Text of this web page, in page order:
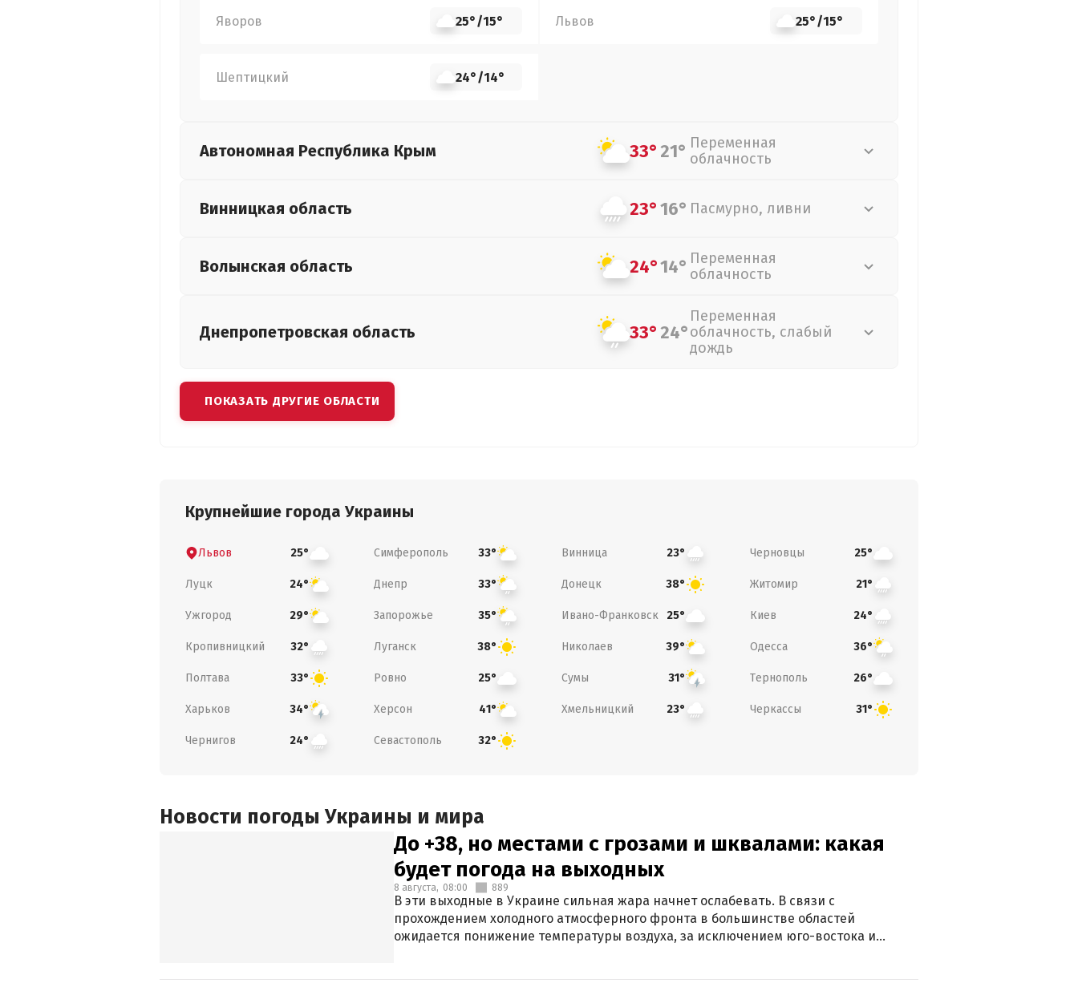
Яворов 25°/15° Львов 25°/15°
Шептицкий 24°/14°
Автономная Республика Крым 33°21° Переменная
облачность
Винницкая область 23°16° Пасмурно, ливни
Волынская область 24°14° Переменная
облачность
Днепропетровская область 33°24°
Переменная
облачность, слабый
дождь
ПОКАЗАТЬ ДРУГИЕ ОБЛАСТИ
Крупнейшие города Украины
Львов 25° Симферополь 33° Винница 23° Черновцы 25°
Луцк 24° Днепр 33° Донецк 38° Житомир 21°
Ужгород 29° Запорожье 35° Ивано-Франковск 25° Киев 24°
Кропивницкий 32° Луганск 38° Николаев 39° Одесса 36°
Полтава 33° Ровно 25° Сумы 31° Тернополь 26°
Харьков 34° Херсон 41° Хмельницкий 23° Черкассы 31°
Чернигов 24° Севастополь 32°
Новости погоды Украины и мира
До +38, но местами с грозами и шквалами: какая
будет погода на выходных
8 августа, 08:00 889
В эти выходные в Украине сильная жара начнет ослабевать. В связи с
прохождением холодного атмосферного фронта в большинстве областей
ожидается понижение температуры воздуха, за исключением юго-востока и